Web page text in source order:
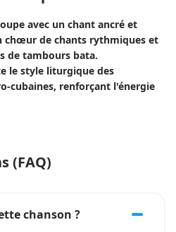
avec un chant ancré et
chœur de chants rythmiques et
de tambours bata.
le style liturgique des
cubaines, renforçant l'énergie
(FAQ)
chanson ?